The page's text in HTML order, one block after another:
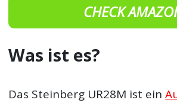
CHECK
Was ist es?
Das Steinberg UR28M ist ein